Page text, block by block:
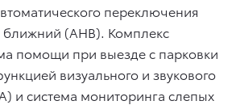
переключения
ближний (AHB). Комплекс
помощи при выезде с парковки
визуального и звукового
и система мониторинга слепых